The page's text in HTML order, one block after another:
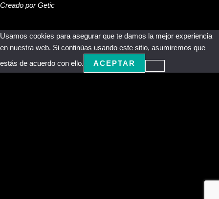
Creado por Getic
Usamos cookies para asegurar que te damos la mejor experiencia
en nuestra web. Si continúas usando este sitio, asumiremos que
estás de acuerdo con ello.
ACEPTAR